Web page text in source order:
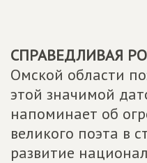
СПРАВЕДЛИВАЯ
Омской области
этой значимой
напоминает об
великого поэта в
развитие